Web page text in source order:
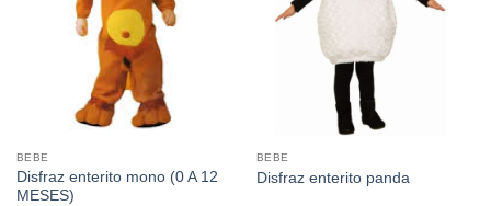
BEBE
Disfraz enterito mono (0 A 12
MESES)
BEBE
Disfraz enterito panda